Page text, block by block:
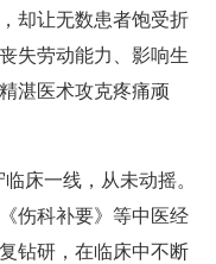
却让无数患者饱受折
失劳动能力、影响生
湛医术攻克疼痛顽
床一线，从未动摇。
伤科补要》等中医经
钻研，在临床中不断